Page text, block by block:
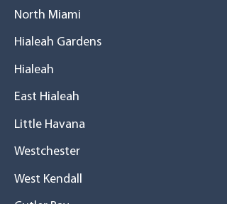
North Miami
Hialeah Gardens
Hialeah
East Hialeah
Little Havana
Westchester
West Kendall